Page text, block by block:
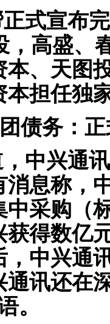
宣布完
，高盛、
、天图
本担任独
债务：
兴通讯
消息称，
采购（
得数亿
中兴通
讯还在
。